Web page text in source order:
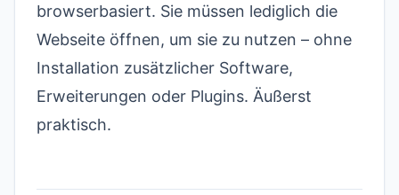
browserbasiert. Sie müssen lediglich die
Webseite öffnen, um sie zu nutzen – ohne
Installation zusätzlicher Software,
Erweiterungen oder Plugins. Äußerst
praktisch.